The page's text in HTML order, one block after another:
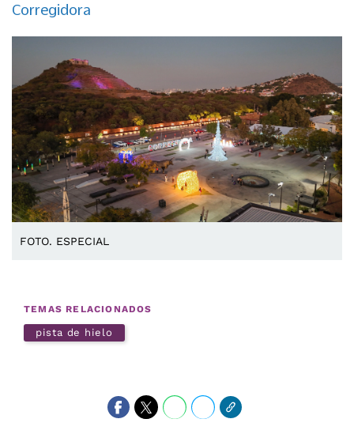
Corregidora
FOTO. ESPECIAL
TEMAS RELACIONADOS
pista de hielo